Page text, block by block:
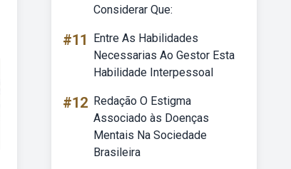
Considerar Que:
#11
Entre As Habilidades
Necessarias Ao Gestor Esta
Habilidade Interpessoal
#12 Redação O Estigma
Associado às Doenças
Mentais Na Sociedade
Brasileira